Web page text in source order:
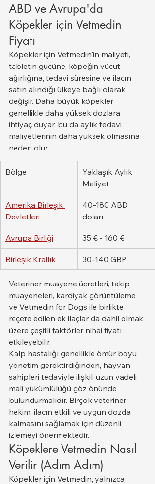
ABD ve Avrupa'da
Köpekler için Vetmedin
Fiyatı
Köpekler için Vetmedin'in maliyeti,
tabletin gücüne, köpeğin vücut
ağırlığına, tedavi süresine ve ilacın
satın alındığı ülkeye bağlı olarak
değişir. Daha büyük köpekler
genellikle daha yüksek dozlara
ihtiyaç duyar, bu da aylık tedavi
maliyetlerinin daha yüksek olmasına
neden olur.
Bölge
Yaklaşık Aylık
Maliyet
Amerika Birleşik
Devletleri
40–180 ABD
doları
Avrupa Birliği 35 € - 160 €
Birleşik Krallık 30–140 GBP
Veteriner muayene ücretleri, takip
muayeneleri, kardiyak görüntüleme
ve Vetmedin for Dogs ile birlikte
reçete edilen ek ilaçlar da dahil olmak
üzere çeşitli faktörler nihai fiyatı
etkileyebilir.
Kalp hastalığı genellikle ömür boyu
yönetim gerektirdiğinden, hayvan
sahipleri tedaviyle ilişkili uzun vadeli
mali yükümlülüğü göz önünde
bulundurmalıdır. Birçok veteriner
hekim, ilacın etkili ve uygun dozda
kalmasını sağlamak için düzenli
izlemeyi önermektedir.
Köpeklere Vetmedin Nasıl
Verilir (Adım Adım)
Köpekler için Vetmedin, yalnızca